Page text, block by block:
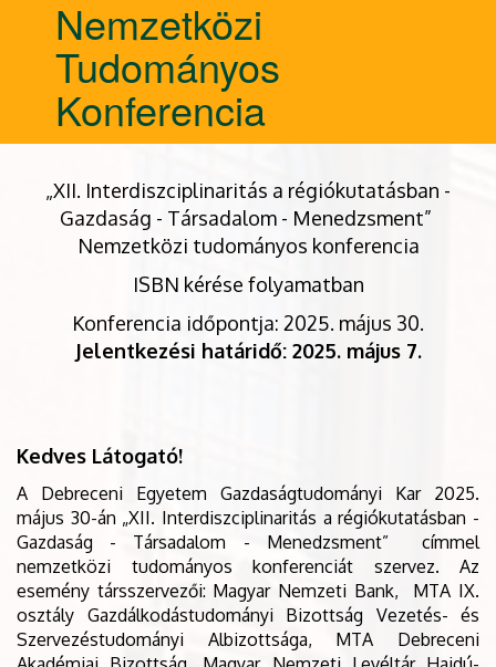
Nemzetközi
Tudományos
Konferencia
„XII. Interdiszciplinaritás a régiókutatásban -
Gazdaság - Társadalom - Menedzsment”
Nemzetközi tudományos konferencia
ISBN kérése folyamatban
Konferencia időpontja: 2025. május 30.
Jelentkezési határidő: 2025. május 7.
Kedves Látogató!
A Debreceni Egyetem Gazdaságtudományi Kar 2025.
május 30-án „XII. Interdiszciplinaritás a régiókutatásban -
Gazdaság - Társadalom - Menedzsment” címmel
nemzetközi tudományos konferenciát szervez. Az
esemény társszervezői: Magyar Nemzeti Bank, MTA IX.
osztály Gazdálkodástudományi Bizottság Vezetés- és
Szervezéstudományi Albizottsága, MTA Debreceni